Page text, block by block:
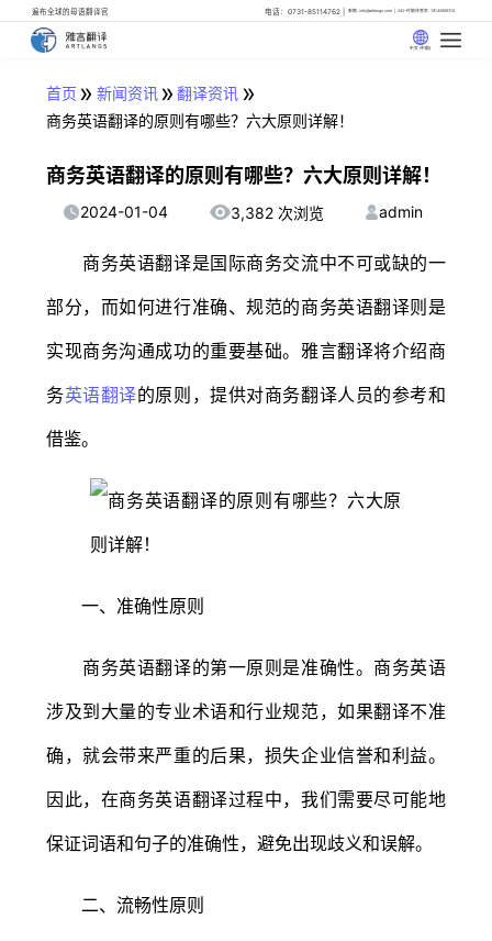
遍布全球的母语翻译官 电话：0731-85114762 邮箱: info@artlangs.com 24小时翻译管家: 18142666316
中文 (中国)
首页 » 新闻资讯» 翻译资讯 »
商务英语翻译的原则有哪些？六大原则详解！
商务英语翻译的原则有哪些？六大原则详解！
2024-01-04 3,382 次浏览 admin
商务英语翻译是国际商务交流中不可或缺的一
部分，而如何进行准确、规范的商务英语翻译则是
实现商务沟通成功的重要基础。雅言翻译将介绍商
务英语翻译的原则，提供对商务翻译人员的参考和
借鉴。
一、准确性原则
商务英语翻译的第一原则是准确性。商务英语
涉及到大量的专业术语和行业规范，如果翻译不准
确，就会带来严重的后果，损失企业信誉和利益。
因此，在商务英语翻译过程中，我们需要尽可能地
保证词语和句子的准确性，避免出现歧义和误解。
二、流畅性原则